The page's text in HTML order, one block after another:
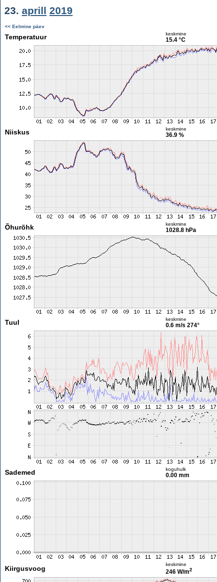
23. aprill 2019
<< Eelmine päev
Temperatuur keskmine
15.4 °C
Niiskus keskmine
36.9 %
Õhurõhk keskmine
1028.8 hPa
Tuul keskmine
0.6 m/s 274°
Sademed koguhulk
0.00 mm
Kiirgusvoog
keskmine
246 W/m2